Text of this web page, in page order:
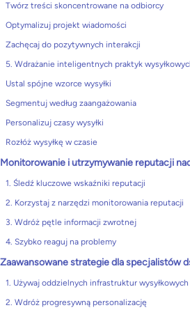
Twórz treści skoncentrowane na odbiorcy
Optymalizuj projekt wiadomości
Zachęcaj do pozytywnych interakcji
5. Wdrażanie inteligentnych praktyk
Ustal spójne wzorce wysyłki
Segmentuj według zaangażowania
Personalizuj czasy wysyłki
Rozłóż wysyłkę w czasie
Monitorowanie i utrzymywanie reputacji
1. Śledź kluczowe wskaźniki reputacji
2. Korzystaj z narzędzi monitorowania reputacji
3. Wdróż pętle informacji zwrotnej
4. Szybko reaguj na problemy
Zaawansowane strategie dla specjalistów
1. Używaj oddzielnych infrastruktur wysyłkowych
2. Wdróż progresywną personalizację